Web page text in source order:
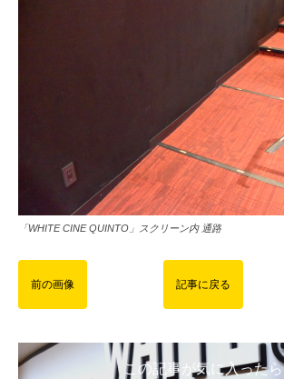
「WHITE CINE QUINTO」スクリーン内 通路
前の画像 記事に戻る
この記事が気に入ったら